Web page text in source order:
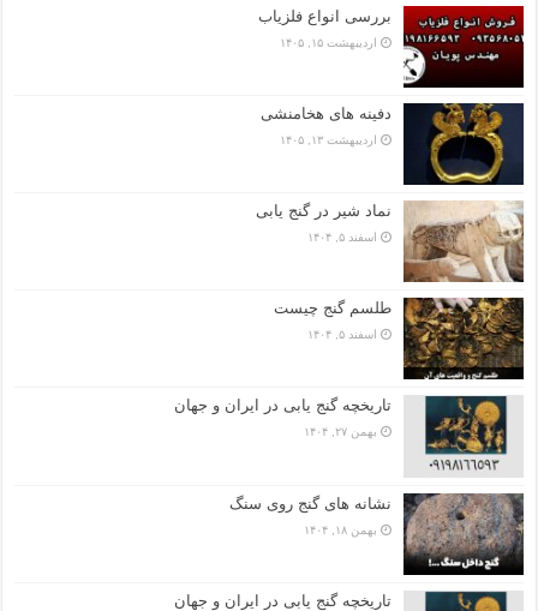
بررسی انواع فلزیاب
اردیبهشت ۱۵, ۱۴۰۵
دفینه های هخامنشی
اردیبهشت ۱۳, ۱۴۰۵
نماد شیر در گنج یابی
اسفند ۵, ۱۴۰۴
طلسم گنج چیست
اسفند ۵, ۱۴۰۴
تاریخچه گنج‌ یابی در ایران و جهان
بهمن ۲۷, ۱۴۰۴
نشانه های گنج روی سنگ
بهمن ۱۸, ۱۴۰۴
تاریخچه گنج‌ یابی در ایران و جهان